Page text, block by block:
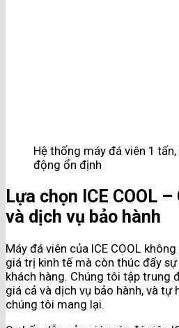
Hệ thống máy đá viên 1
động ổn định
Lựa chọn ICE COOL
và dịch vụ bảo hành
Máy đá viên của ICE COOL
giá trị kinh tế mà còn thúc đẩy
khách hàng. Chúng tôi tập trung
giá cả và dịch vụ bảo hành, và tự
chúng tôi mang lại.